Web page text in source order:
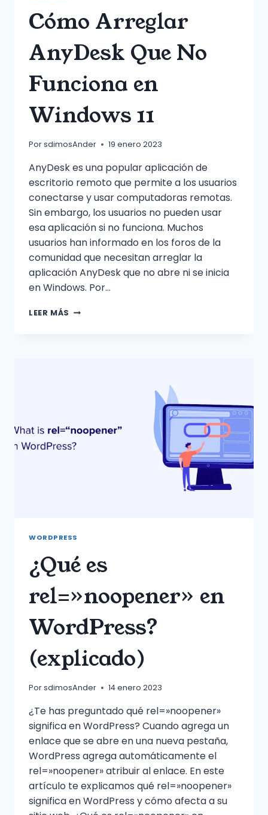
Cómo Arreglar
AnyDesk Que No
Funciona en
Windows 11
PorsdimosAnder 19 enero 2023
AnyDesk es una popular aplicación de
escritorio remoto que permite a los usuarios
conectarse y usar computadoras remotas.
Sin embargo, los usuarios no pueden usar
esa aplicación si no funciona. Muchos
usuarios han informado en los foros de la
comunidad que necesitan arreglar la
aplicación AnyDesk que no abre ni se inicia
en Windows. Por…
LEER MÁS CÓMO
WORDPRESS
¿Qué es
rel=»noopener» en
WordPress?
(explicado)
PorsdimosAnder 14 enero 2023
¿Te has preguntado qué rel=»noopener»
significa en WordPress? Cuando agrega un
enlace que se abre en una nueva pestaña,
WordPress agrega automáticamente el
rel=»noopener» atribuir al enlace. En este
artículo te explicamos qué rel=»noopener»
significa en WordPress y cómo afecta a su